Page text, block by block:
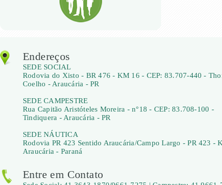
Endereços
SEDE SOCIAL
Rodovia do Xisto - BR 476 - KM 16 - CEP: 83.707-440 -
Coelho - Araucária - PR
SEDE CAMPESTRE
Rua Capitão Aristóteles Moreira - n°18 - CEP: 83.708-100 -
Tindiquera - Araucária - PR
SEDE NÁUTICA
Rodovia PR 423 Sentido Araucária/Campo Largo - PR 423 -
Araucária - Paraná
Entre em Contato